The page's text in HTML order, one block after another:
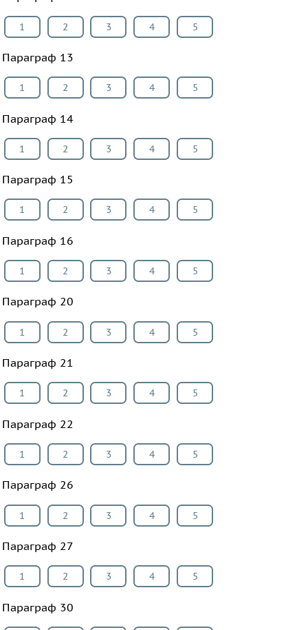
1 2 3 4 5
Параграф 13
1 2 3 4 5
Параграф 14
1 2 3 4 5
Параграф 15
1 2 3 4 5
Параграф 16
1 2 3 4 5
Параграф 20
1 2 3 4 5
Параграф 21
1 2 3 4 5
Параграф 22
1 2 3 4 5
Параграф 26
1 2 3 4 5
Параграф 27
1 2 3 4 5
Параграф 30